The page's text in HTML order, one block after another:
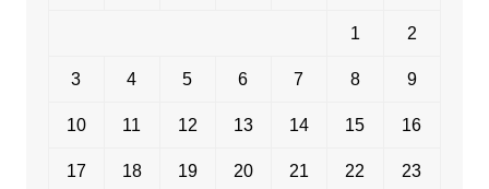
1 2
3 4 5 6 7 8 9
10 11 12 13 14 15 16
17 18 19 20 21 22 23